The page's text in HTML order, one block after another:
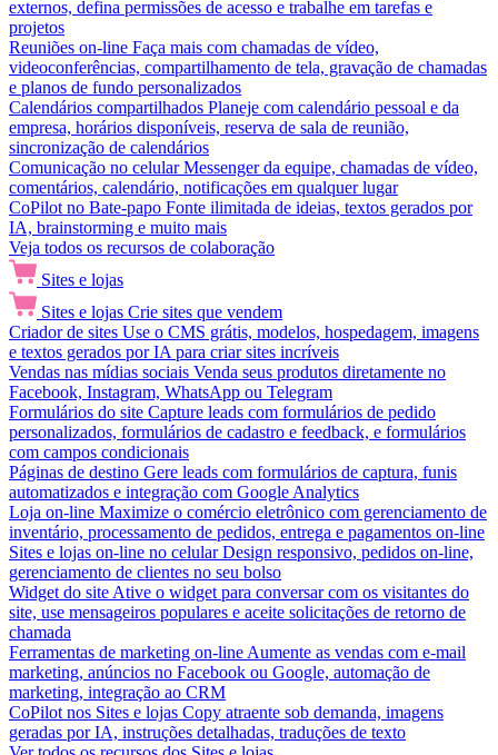
externos, defina permissões de acesso e trabalhe em tarefas e
projetos
Reuniões on-line Faça mais com chamadas de vídeo,
videoconferências, compartilhamento de tela, gravação de chamadas
e planos de fundo personalizados
Calendários compartilhados Planeje com calendário pessoal e da
empresa, horários disponíveis, reserva de sala de reunião,
sincronização de calendários
Comunicação no celular Messenger da equipe, chamadas de vídeo,
comentários, calendário, notificações em qualquer lugar
CoPilot no Bate-papo Fonte ilimitada de ideias, textos gerados por
IA, brainstorming e muito mais
Veja todos os recursos de colaboração
Sites e lojas
Sites e lojas Crie sites que vendem
Criador de sites Use o CMS grátis, modelos, hospedagem, imagens
e textos gerados por IA para criar sites incríveis
Vendas nas mídias sociais Venda seus produtos diretamente no
Facebook, Instagram, WhatsApp ou Telegram
Formulários do site Capture leads com formulários de pedido
personalizados, formulários de cadastro e feedback, e formulários
com campos condicionais
Páginas de destino Gere leads com formulários de captura, funis
automatizados e integração com Google Analytics
Loja on-line Maximize o comércio eletrônico com gerenciamento de
inventário, processamento de pedidos, entrega e pagamentos on-line
Sites e lojas on-line no celular Design responsivo, pedidos on-line,
gerenciamento de clientes no seu bolso
Widget do site Ative o widget para conversar com os visitantes do
site, use mensageiros populares e aceite solicitações de retorno de
chamada
Ferramentas de marketing on-line Aumente as vendas com e-mail
marketing, anúncios no Facebook ou Google, automação de
marketing, integração ao CRM
CoPilot nos Sites e lojas Copy atraente sob demanda, imagens
geradas por IA, instruções detalhadas, traduções de texto